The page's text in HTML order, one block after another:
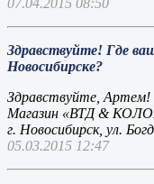
07.04.2015 08:50
Здравствуйте! Где
Новосибирске?
Здравствуйте, Артем!
Магазин «ВТД &
г. Новосибирск, ул.
05.03.2015 12:47